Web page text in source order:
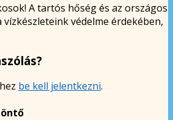
A tartós hőség és az országos
védelme érdekében,
be kell jelentkezni.